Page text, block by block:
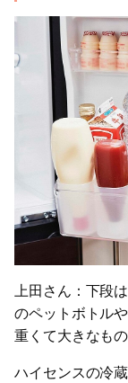
上田さん：下段は
のペットボトル
重くて大きなも
ハイセンスの冷